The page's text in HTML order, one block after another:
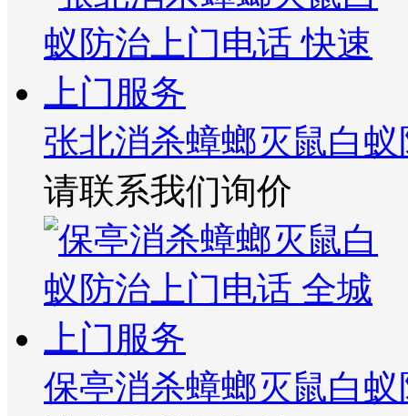
张北消杀蟑螂灭鼠白
请联系我们询价
保亭消杀蟑螂灭鼠白